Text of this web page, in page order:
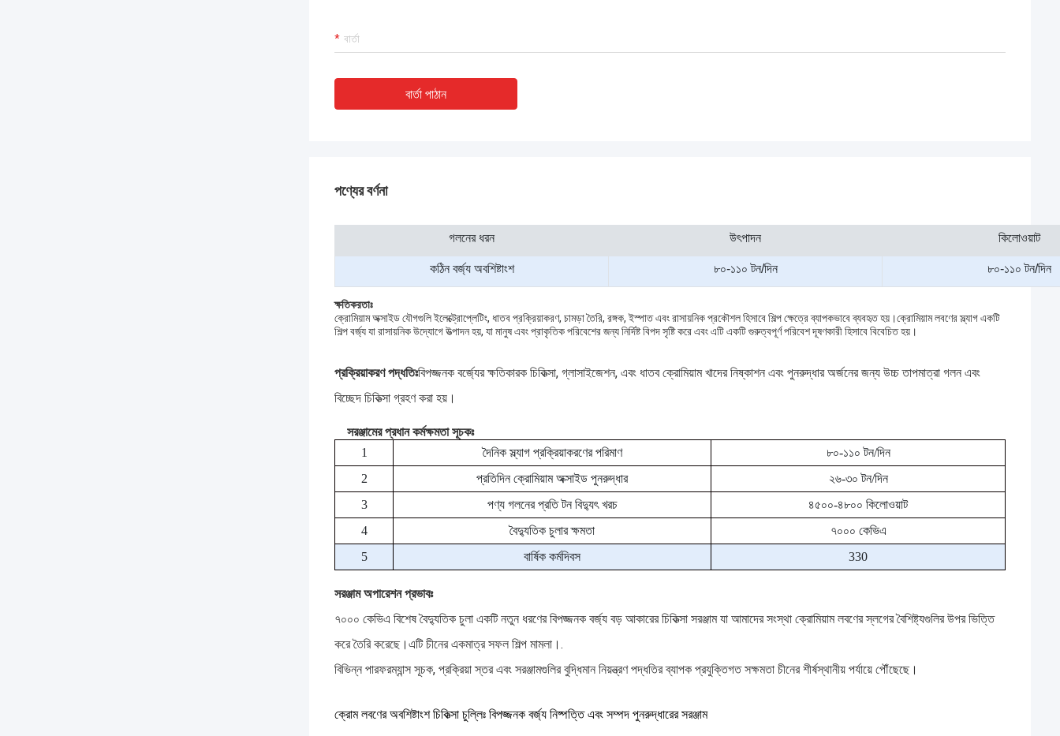
বার্তা পাঠান
পণ্যের বর্ণনা
গলনের ধরন উৎপাদন কিলোওয়াট
কঠিন বর্জ্য অবশিষ্টাংশ ৮০-১১০ টন/দিন ৮০-১১০ টন/দিন
ক্ষতিকরতাঃ
ক্রোমিয়াম অক্সাইড যৌগগুলি ইলেক্ট্রোপ্লেটিং, ধাতব প্রক্রিয়াকরণ, চামড়া তৈরি, রঙ্গক, ইস্পাত এবং রাসায়নিক প্রকৌশল হিসাবে শিল্প ক্ষেত্রে ব্যাপকভাবে ব্যবহৃত হয়।ক্রোমিয়াম লবণের স্ল্যাগ একটি
শিল্প বর্জ্য যা রাসায়নিক উদ্যোগে উত্পাদন হয়, যা মানুষ এবং প্রাকৃতিক পরিবেশের জন্য নির্দিষ্ট বিপদ সৃষ্টি করে এবং এটি একটি গুরুত্বপূর্ণ পরিবেশ দূষণকারী হিসাবে বিবেচিত হয়।
প্রক্রিয়াকরণ পদ্ধতিঃবিপজ্জনক বর্জ্যের ক্ষতিকারক চিকিত্সা, গ্লাসাইজেশন, এবং ধাতব ক্রোমিয়াম খাদের নিষ্কাশন এবং পুনরুদ্ধার অর্জনের জন্য উচ্চ তাপমাত্রা গলন এবং
বিচ্ছেদ চিকিত্সা গ্রহণ করা হয়।
সরঞ্জামের প্রধান কর্মক্ষমতা সূচকঃ
1
দৈনিক স্ল্যাগ প্রক্রিয়াকরণের পরিমাণ
৮০-১১০ টন/দিন
2
প্রতিদিন ক্রোমিয়াম অক্সাইড পুনরুদ্ধার
২৬-৩০ টন/দিন
3
পণ্য গলনের প্রতি টন বিদ্যুৎ খরচ
৪৫০০-৪৮০০ কিলোওয়াট
4
বৈদ্যুতিক চুলার ক্ষমতা
৭০০০ কেভিএ
5
বার্ষিক কর্মদিবস 330
সরঞ্জাম অপারেশন প্রভাবঃ
৭০০০ কেভিএ বিশেষ বৈদ্যুতিক চুলা একটি নতুন ধরণের বিপজ্জনক বর্জ্য বড় আকারের চিকিত্সা সরঞ্জাম যা আমাদের সংস্থা ক্রোমিয়াম লবণের স্লগের বৈশিষ্ট্যগুলির উপর ভিত্তি
করে তৈরি করেছে।এটি চীনের একমাত্র সফল শিল্প মামলা।.
বিভিন্ন পারফরম্যান্স সূচক, প্রক্রিয়া স্তর এবং সরঞ্জামগুলির বুদ্ধিমান নিয়ন্ত্রণ পদ্ধতির ব্যাপক প্রযুক্তিগত সক্ষমতা চীনের শীর্ষস্থানীয় পর্যায়ে পৌঁছেছে।
ক্রোম লবণের অবশিষ্টাংশ চিকিত্সা চুল্লিঃ বিপজ্জনক বর্জ্য নিষ্পত্তি এবং সম্পদ পুনরুদ্ধারের সরঞ্জাম